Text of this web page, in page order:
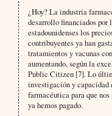
¿Hoy? La industria
desarrollo financiados por
estadounidenses los
contribuyentes ya han
tratamientos y vacunas
aumentando, según la
Public Citizen [7]. Lo
investigación y capacidad
farmacéutica para que
ya hemos pagado.